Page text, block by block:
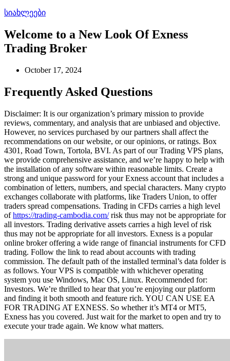
სიახლეები
Welcome to a New Look Of Exness
Trading Broker
October 17, 2024
Frequently Asked Questions
Disclaimer: It is our organization’s primary mission to provide
reviews, commentary, and analysis that are unbiased and objective.
However, no services purchased by our partners shall affect the
recommendations on our website, or our opinions, or ratings. Box
4301, Road Town, Tortola, BVI. As part of our Trading VPS plans,
we provide comprehensive assistance, and we’re happy to help with
the installation of any software within reasonable limits. Create a
strong and unique password for your Exness account that includes a
combination of letters, numbers, and special characters. Many crypto
exchanges collaborate with platforms, like Traders Union, to offer
traders spread compensations. Trading in CFDs carries a high level
ofhttps://trading-cambodia.com/risk thus may not be appropriate for
all investors. Trading derivative assets carries a high level of risk
thus may not be appropriate for all investors. Exness is a popular
online broker offering a wide range of financial instruments for CFD
trading. Follow the link to read about accounts with trading
commission. The default path of the installed terminal’s data folder is
as follows. Your VPS is compatible with whichever operating
system you use Windows, Mac OS, Linux. Recommended for:
Investors. We’re thrilled to hear that you’re enjoying our platform
and finding it both smooth and feature rich. YOU CAN USE EA
FOR TRADING AT EXNESS. So whether it’s MT4 or MT5,
Exness has you covered. Just wait for the market to open and try to
execute your trade again. We know what matters.